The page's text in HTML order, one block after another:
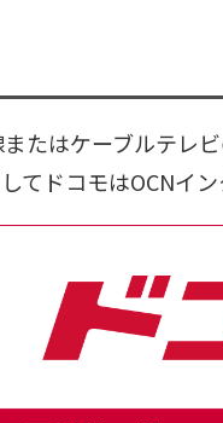
たはケーブルテレ
てドコモはOCNイ